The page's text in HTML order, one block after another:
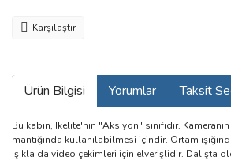
Karşılaştır
Ürün Bilgisi Yorumlar Taksit
Bu kabin, Ikelite'nin "Aksiyon" sınıfıdır.
mantığında kullanılabilmesi içindir. Ortam
ışıkla da video çekimleri için elverişlidir. Dalışta